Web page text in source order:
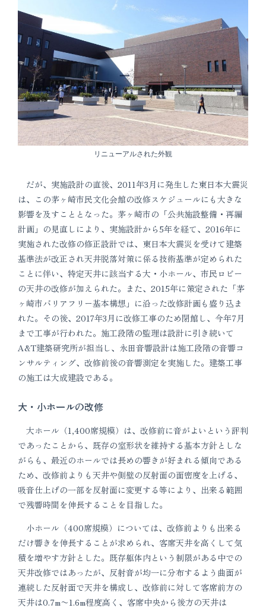
リニューアルされた外観
だが、実施設計の直後、2011年3月に発生した東日本大震災
は、この茅ヶ崎市民文化会館の改修スケジュールにも大きな
影響を及すこととなった。茅ヶ崎市の「公共施設整備・再編
計画」の見直しにより、実施設計から5年を経て、2016年に
実施された改修の修正設計では、東日本大震災を受けて建築
基準法が改正され天井脱落対策に係る技術基準が定められた
ことに伴い、特定天井に該当する大・小ホール、市民ロビー
の天井の改修が加えられた。また、2015年に策定された「茅
ヶ崎市バリアフリー基本構想」に沿った改修計画も盛り込ま
れた。その後、2017年3月に改修工事のため閉館し、今年7月
まで工事が行われた。施工段階の監理は設計に引き続いて
A&T建築研究所が担当し、永田音響設計は施工段階の音響コ
ンサルティング、改修前後の音響測定を実施した。建築工事
の施工は大成建設である。
大・小ホールの改修
大ホール（1,400席規模）は、改修前に音がよいという評判
であったことから、既存の室形状を維持する基本方針としな
がらも、最近のホールでは長めの響きが好まれる傾向である
ため、改修前よりも天井や側壁の反射面の面密度を上げる、
吸音仕上げの一部を反射面に変更する等により、出来る範囲
で残響時間を伸長することを目指した。
小ホール（400席規模）については、改修前よりも出来る
だけ響きを伸長することが求められ、客席天井を高くして気
積を増やす方針とした。既存躯体内という制限がある中での
天井改修ではあったが、反射音が均一に分布するよう曲面が
連続した反射面で天井を構成し、改修前に対して客席前方の
天井は0.7m〜1.6m程度高く、客席中央から後方の天井は